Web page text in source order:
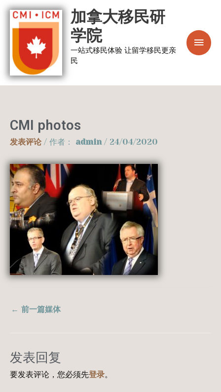
跳
加拿大移民研
学院
一站式移民体验 让留学移民更亲
民
菜
单
CMI photos
发表评论 / 作者： admin / 24/04/2020
← 前一篇媒体
发表回复
要发表评论，您必须先登录。